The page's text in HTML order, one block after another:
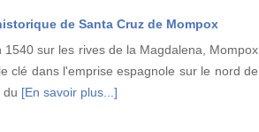
de Santa Cruz de Mompox
1540 sur les rives de la Magdalena, Mompox
clé dans l'emprise espagnole sur le nord de
du [En savoir plus...]